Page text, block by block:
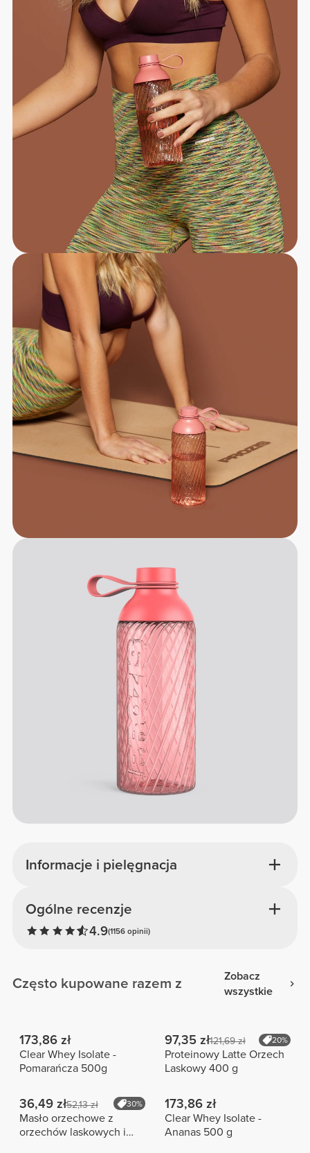
Informacje i pielęgnacja
Ogólne recenzje
4.9(1156 opinii)
Często kupowane razem z
Zobacz
wszystkie
173,86 zł
Clear Whey Isolate -
Pomarańcza 500g
97,35 zł121,69 zł 20%
Proteinowy Latte Orzech
Laskowy 400 g
36,49 zł52,13 zł 30%
Masło orzechowe z
orzechów laskowych i
173,86 zł
Clear Whey Isolate -
Ananas 500 g